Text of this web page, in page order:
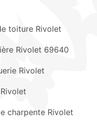
toiture Rivolet
Rivolet 69640
Rivolet
charpente Rivolet